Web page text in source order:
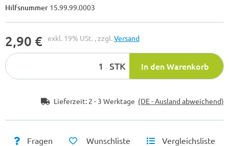
Hilfsnummer 15.99.99.0003
2,90 € exkl. 19% USt. , zzgl.Versand
STK In den Warenkorb
Lieferzeit: 2 - 3 Werktage (DE - Ausland abweichend)
Fragen Wunschliste Vergleichsliste